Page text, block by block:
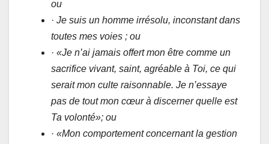
ou
· Je suis un homme irrésolu, inconstant dans
toutes mes voies ; ou
· «Je n’ai jamais offert mon être comme un
sacrifice vivant, saint, agréable à Toi, ce qui
serait mon culte raisonnable. Je n’essaye
pas de tout mon cœur à discerner quelle est
Ta volonté»; ou
· «Mon comportement concernant la gestion